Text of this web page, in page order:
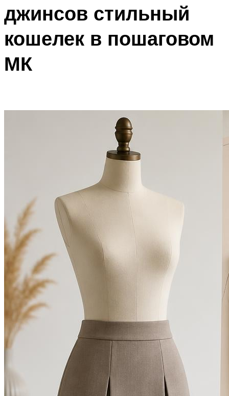
джинсов стильный
кошелек в пошаговом
МК